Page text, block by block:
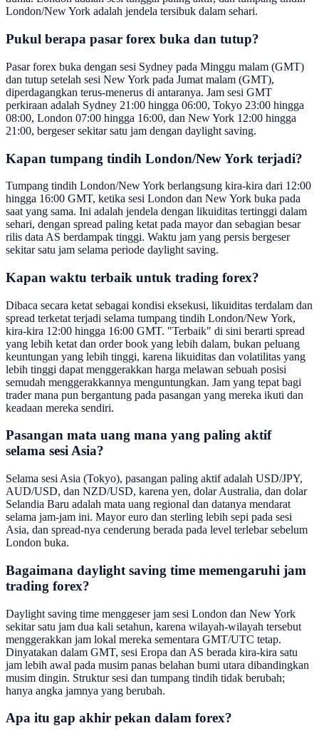
London/New York adalah jendela tersibuk dalam sehari.
Pukul berapa pasar forex buka dan tutup?
Pasar forex buka dengan sesi Sydney pada Minggu malam (GMT)
dan tutup setelah sesi New York pada Jumat malam (GMT),
diperdagangkan terus-menerus di antaranya. Jam sesi GMT
perkiraan adalah Sydney 21:00 hingga 06:00, Tokyo 23:00 hingga
08:00, London 07:00 hingga 16:00, dan New York 12:00 hingga
21:00, bergeser sekitar satu jam dengan daylight saving.
Kapan tumpang tindih London/New York terjadi?
Tumpang tindih London/New York berlangsung kira-kira dari 12:00
hingga 16:00 GMT, ketika sesi London dan New York buka pada
saat yang sama. Ini adalah jendela dengan likuiditas tertinggi dalam
sehari, dengan spread paling ketat pada mayor dan sebagian besar
rilis data AS berdampak tinggi. Waktu jam yang persis bergeser
sekitar satu jam selama periode daylight saving.
Kapan waktu terbaik untuk trading forex?
Dibaca secara ketat sebagai kondisi eksekusi, likuiditas terdalam dan
spread terketat terjadi selama tumpang tindih London/New York,
kira-kira 12:00 hingga 16:00 GMT. "Terbaik" di sini berarti spread
yang lebih ketat dan order book yang lebih dalam, bukan peluang
keuntungan yang lebih tinggi, karena likuiditas dan volatilitas yang
lebih tinggi dapat menggerakkan harga melawan sebuah posisi
semudah menggerakkannya menguntungkan. Jam yang tepat bagi
trader mana pun bergantung pada pasangan yang mereka ikuti dan
keadaan mereka sendiri.
Pasangan mata uang mana yang paling aktif
selama sesi Asia?
Selama sesi Asia (Tokyo), pasangan paling aktif adalah USD/JPY,
AUD/USD, dan NZD/USD, karena yen, dolar Australia, dan dolar
Selandia Baru adalah mata uang regional dan datanya mendarat
selama jam-jam ini. Mayor euro dan sterling lebih sepi pada sesi
Asia, dan spread-nya cenderung berada pada level terlebar sebelum
London buka.
Bagaimana daylight saving time memengaruhi jam
trading forex?
Daylight saving time menggeser jam sesi London dan New York
sekitar satu jam dua kali setahun, karena wilayah-wilayah tersebut
menggerakkan jam lokal mereka sementara GMT/UTC tetap.
Dinyatakan dalam GMT, sesi Eropa dan AS berada kira-kira satu
jam lebih awal pada musim panas belahan bumi utara dibandingkan
musim dingin. Struktur sesi dan tumpang tindih tidak berubah;
hanya angka jamnya yang berubah.
Apa itu gap akhir pekan dalam forex?